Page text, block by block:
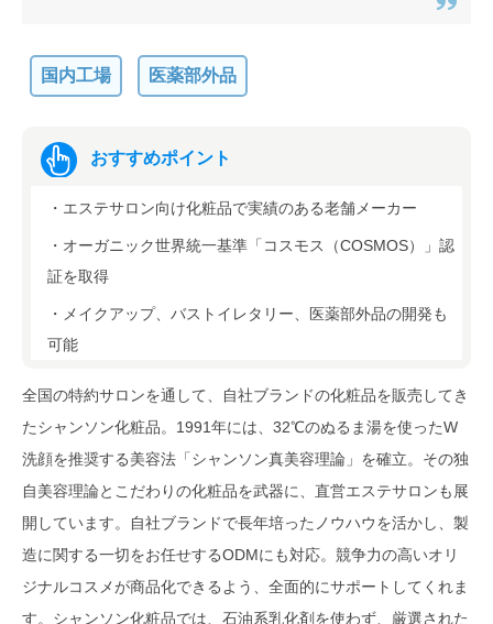
国内工場 医薬部外品
おすすめポイント
・エステサロン向け化粧品で実績のある老舗メーカー
・オーガニック世界統一基準「コスモス（COSMOS）」認
証を取得
・メイクアップ、バストイレタリー、医薬部外品の開発も
可能
全国の特約サロンを通して、自社ブランドの化粧品を販売してき
たシャンソン化粧品。1991年には、32℃のぬるま湯を使ったW
洗顔を推奨する美容法「シャンソン真美容理論」を確立。その独
自美容理論とこだわりの化粧品を武器に、直営エステサロンも展
開しています。自社ブランドで長年培ったノウハウを活かし、製
造に関する一切をお任せするODMにも対応。競争力の高いオリ
ジナルコスメが商品化できるよう、全面的にサポートしてくれま
す。シャンソン化粧品では、石油系乳化剤を使わず、厳選された